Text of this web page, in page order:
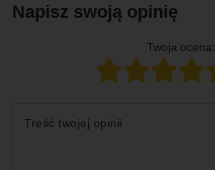
Napisz swoją opinię
Twoja ocena:
Treść twojej opinii